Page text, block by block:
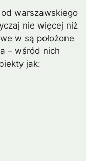
warszawskiego
nie więcej niż
w są położone
– wśród nich
jak: